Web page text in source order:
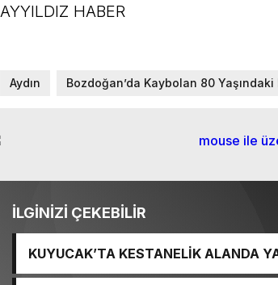
AYYILDIZ HABER
Aydın Bozdoğan’da Kaybolan 80 Yaşındaki
İLGİNİZİ ÇEKEBİLİR
KUYUCAK’TA KESTANELİK ALANDA